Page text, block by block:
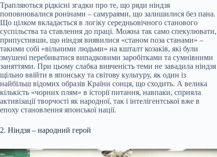
Трапляються рідкісні згадки про те, що ряди ніндзя
поповнювалися ронінами – самураями, що залишилися без пана.
Що цілком вкладається в логіку середньовічного станового
суспільства та ставлення до праці. Можна так само спекулювати,
припустивши, що ніндзя виявилися «станом поза станами» –
такими собі «вільними людьми» на кшталт козаків, які були
змушені перебиватися випадковими заробітками та сумнівними
заняттями. При цьому слабка вивченість теми не завадила ніндзя
щільно ввійти в японську та світову культуру, як один із
найбільш відомих образів Країни сонця, що сходить. А велика
кількість «чорних плям» в історії питання, навпаки, сприяла
активізації творчості як народної, так і інтелігентської вже в
епоху становлення японської нації.
2. Ніндзя – народний герой